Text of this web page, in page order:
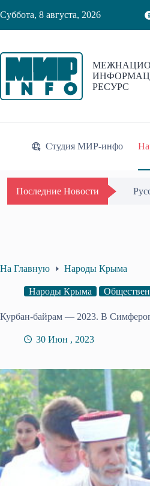
к
Суббота, 8 августа, 2026
РЕСУРС
Студия МИР-инфо
Последние Новости
На Главную Народы Крыма
Народы Крыма
Курбан-байрам — 2023. В
30 Июн , 2023